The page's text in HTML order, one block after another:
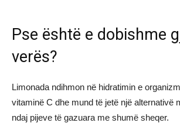
Pse është e dobishme
verës?
Limonada ndihmon në hidratimin e
vitaminë C dhe mund të jetë një alternativë
ndaj pijeve të gazuara me shumë sheqer.